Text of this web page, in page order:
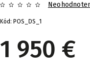
1 950 €
Kód: POS_DS_1